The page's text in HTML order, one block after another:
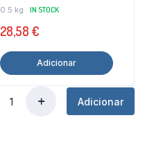
0.5 kg IN STOCK
28,58 €
Adicionar
Adicionar